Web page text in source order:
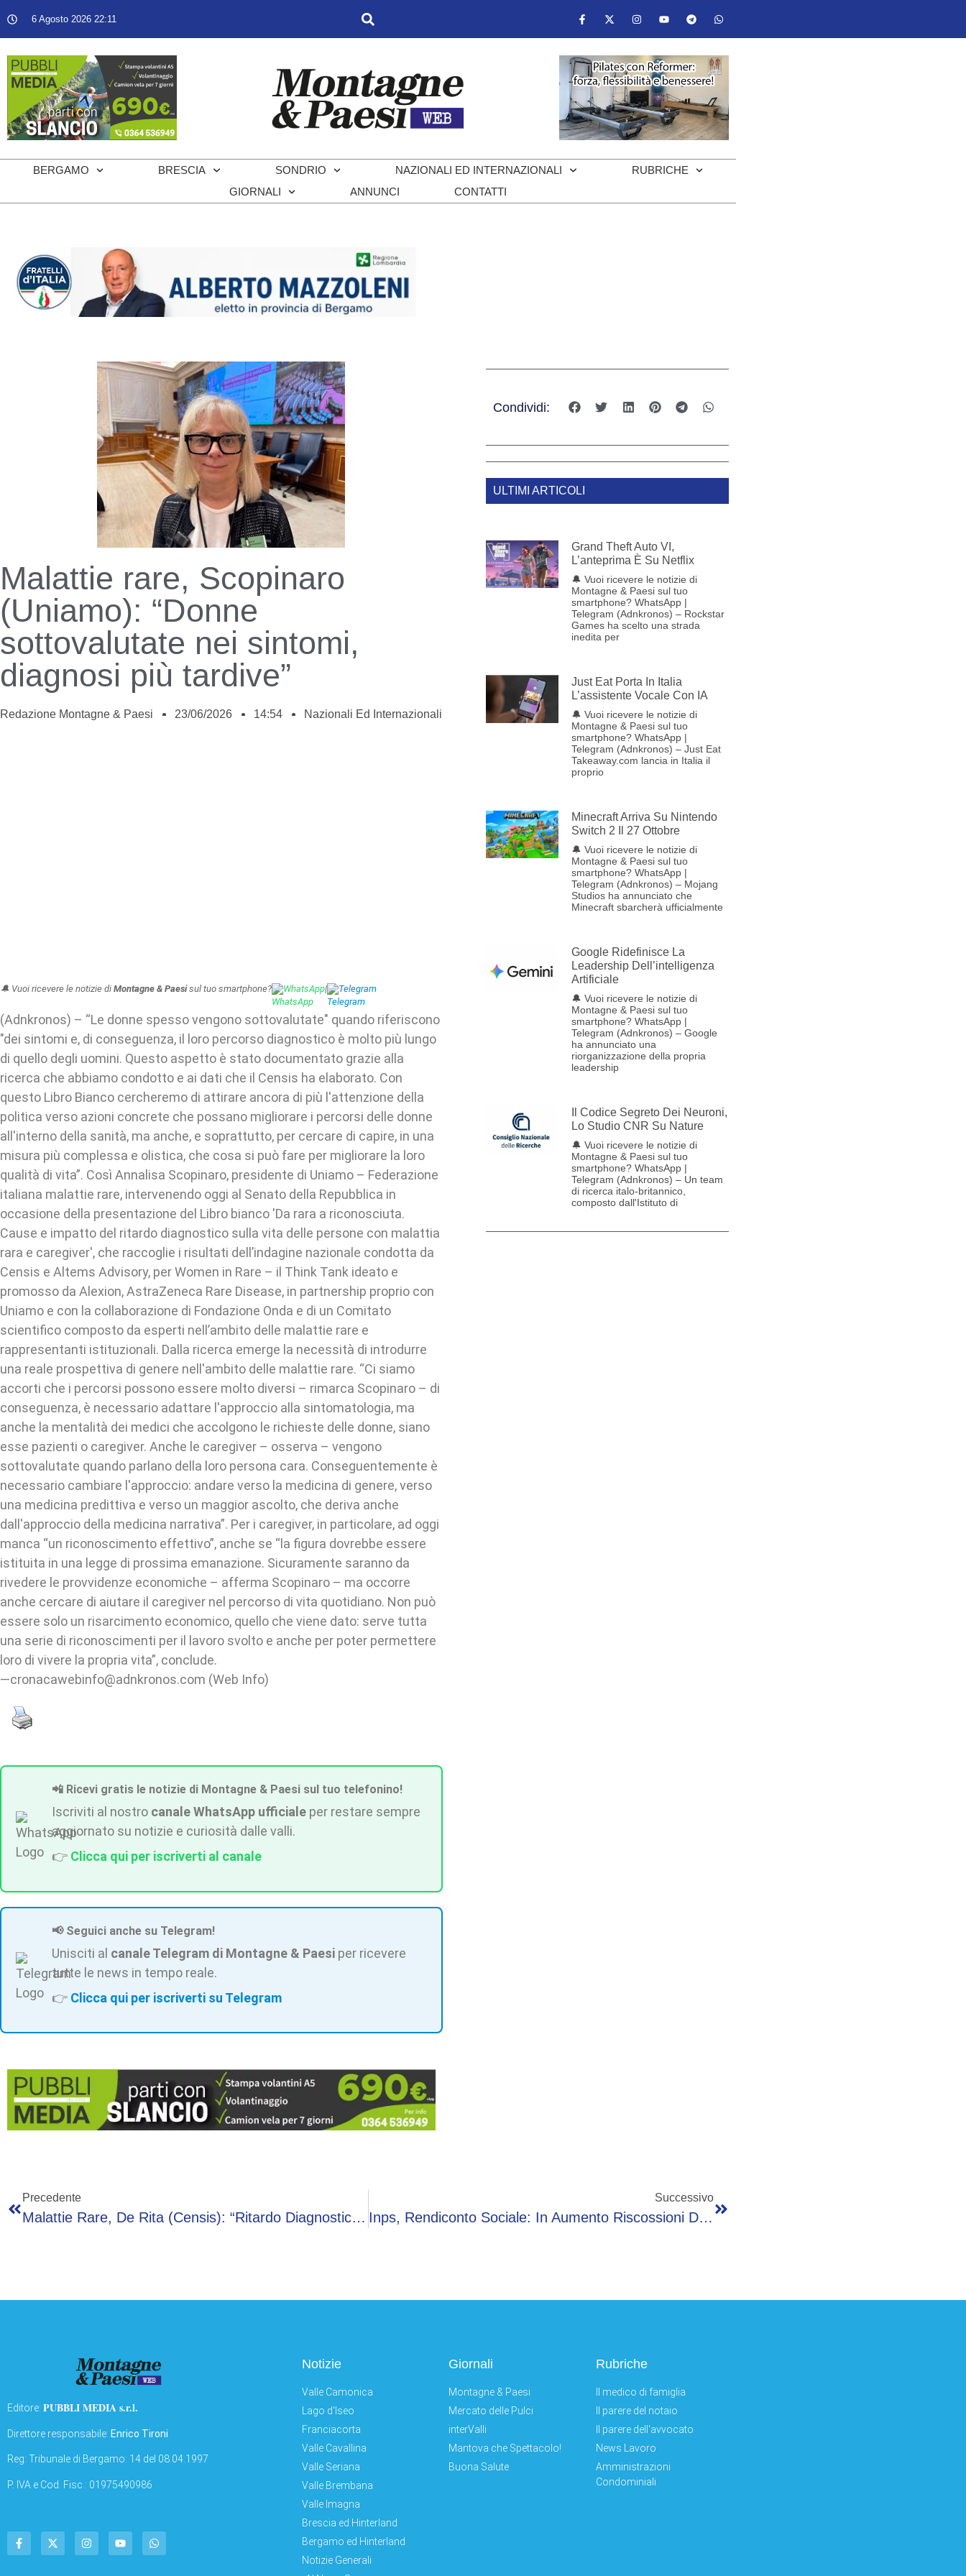
6 Agosto 2026 22:11
BERGAMO BRESCIA SONDRIO NAZIONALI ED INTERNAZIONALI
RUBRICHE
GIORNALI
ANNUNCI CONTATTI
Malattie rare, Scopinaro
(Uniamo): “Donne
sottovalutate nei sintomi,
diagnosi più tardive”
Redazione Montagne & Paesi 23/06/2026 14:54 Nazionali Ed Internazionali
🔔 Vuoi ricevere le notizie di Montagne & Paesisul tuo smartphone? WhatsApp| Telegram
(Adnkronos) – “Le donne spesso vengono sottovalutate" quando riferiscono
"dei sintomi e, di conseguenza, il loro percorso diagnostico è molto più lungo
di quello degli uomini. Questo aspetto è stato documentato grazie alla
ricerca che abbiamo condotto e ai dati che il Censis ha elaborato. Con
questo Libro Bianco cercheremo di attirare ancora di più l'attenzione della
politica verso azioni concrete che possano migliorare i percorsi delle donne
all'interno della sanità, ma anche, e soprattutto, per cercare di capire, in una
misura più complessa e olistica, che cosa si può fare per migliorare la loro
qualità di vita”. Così Annalisa Scopinaro, presidente di Uniamo – Federazione
italiana malattie rare, intervenendo oggi al Senato della Repubblica in
occasione della presentazione del Libro bianco 'Da rara a riconosciuta.
Cause e impatto del ritardo diagnostico sulla vita delle persone con malattia
rara e caregiver', che raccoglie i risultati dell’indagine nazionale condotta da
Censis e Altems Advisory, per Women in Rare – il Think Tank ideato e
promosso da Alexion, AstraZeneca Rare Disease, in partnership proprio con
Uniamo e con la collaborazione di Fondazione Onda e di un Comitato
scientifico composto da esperti nell’ambito delle malattie rare e
rappresentanti istituzionali. Dalla ricerca emerge la necessità di introdurre
una reale prospettiva di genere nell'ambito delle malattie rare. “Ci siamo
accorti che i percorsi possono essere molto diversi – rimarca Scopinaro – di
conseguenza, è necessario adattare l'approccio alla sintomatologia, ma
anche la mentalità dei medici che accolgono le richieste delle donne, siano
esse pazienti o caregiver. Anche le caregiver – osserva – vengono
sottovalutate quando parlano della loro persona cara. Conseguentemente è
necessario cambiare l'approccio: andare verso la medicina di genere, verso
una medicina predittiva e verso un maggior ascolto, che deriva anche
dall'approccio della medicina narrativa”. Per i caregiver, in particolare, ad oggi
manca “un riconoscimento effettivo”, anche se “la figura dovrebbe essere
istituita in una legge di prossima emanazione. Sicuramente saranno da
rivedere le provvidenze economiche – afferma Scopinaro – ma occorre
anche cercare di aiutare il caregiver nel percorso di vita quotidiano. Non può
essere solo un risarcimento economico, quello che viene dato: serve tutta
una serie di riconoscimenti per il lavoro svolto e anche per poter permettere
loro di vivere la propria vita”, conclude.
—cronacawebinfo@adnkronos.com (Web Info)
📲 Ricevi gratis le notizie di Montagne & Paesi sul tuo telefonino!
Iscriviti al nostro canale WhatsApp ufficiale per restare sempre
aggiornato su notizie e curiosità dalle valli.
👉 Clicca qui per iscriverti al canale
📢 Seguici anche su Telegram!
Unisciti al canale Telegram di Montagne & Paesi per ricevere
tutte le news in tempo reale.
👉 Clicca qui per iscriverti su Telegram
Condividi:
ULTIMI ARTICOLI
Grand Theft Auto VI,
L’anteprima È Su Netflix
🔔 Vuoi ricevere le notizie di
Montagne & Paesi sul tuo
smartphone? WhatsApp |
Telegram (Adnkronos) – Rockstar
Games ha scelto una strada
inedita per
Just Eat Porta In Italia
L’assistente Vocale Con IA
🔔 Vuoi ricevere le notizie di
Montagne & Paesi sul tuo
smartphone? WhatsApp |
Telegram (Adnkronos) – Just Eat
Takeaway.com lancia in Italia il
proprio
Minecraft Arriva Su Nintendo
Switch 2 Il 27 Ottobre
🔔 Vuoi ricevere le notizie di
Montagne & Paesi sul tuo
smartphone? WhatsApp |
Telegram (Adnkronos) – Mojang
Studios ha annunciato che
Minecraft sbarcherà ufficialmente
Google Ridefinisce La
Leadership Dell’intelligenza
Artificiale
🔔 Vuoi ricevere le notizie di
Montagne & Paesi sul tuo
smartphone? WhatsApp |
Telegram (Adnkronos) – Google
ha annunciato una
riorganizzazione della propria
leadership
Il Codice Segreto Dei Neuroni,
Lo Studio CNR Su Nature
🔔 Vuoi ricevere le notizie di
Montagne & Paesi sul tuo
smartphone? WhatsApp |
Telegram (Adnkronos) – Un team
di ricerca italo-britannico,
composto dall'Istituto di
Precedente
Malattie Rare, De Rita (Censis): “Ritardo Diagnostico Per 2 Milioni Di Persone In Italia”
Successivo
Inps, Rendiconto Sociale: In Aumento Riscossioni Da Recupero Crediti, 9 Mld In 2025
Editore: PUBBLI MEDIA s.r.l.
Direttore responsabile: Enrico Tironi
Reg: Tribunale di Bergamo: 14 del 08.04.1997
P. IVA e Cod. Fisc.: 01975490986
Notizie
Valle Camonica
Lago d'Iseo
Franciacorta
Valle Cavallina
Valle Seriana
Valle Brembana
Valle Imagna
Brescia ed Hinterland
Bergamo ed Hinterland
Notizie Generali
Giornali
Montagne & Paesi
Mercato delle Pulci
interValli
Mantova che Spettacolo!
Buona Salute
Rubriche
Il medico di famiglia
Il parere del notaio
Il parere dell'avvocato
News Lavoro
Amministrazioni
Condominiali